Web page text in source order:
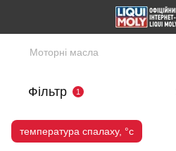
Моторні масла
Фільтр 1
температура спалаху, °c